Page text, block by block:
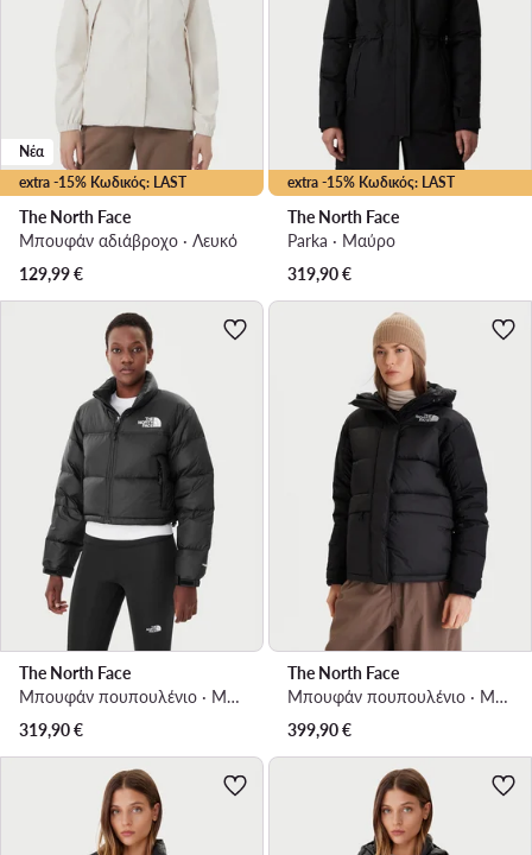
extra -15% Κωδικός: LAST
Νέα
The North Face
Μπουφάν αδιάβροχο · Λευκό
129,99€
extra -15% Κωδικός: LAST
The North Face
Parka · Μαύρο
319,90€
The North Face
Μπουφάν πουπουλένιο · Μαύρο
319,90€
The North Face
Μπουφάν πουπουλένιο · Μαύρο
399,90€